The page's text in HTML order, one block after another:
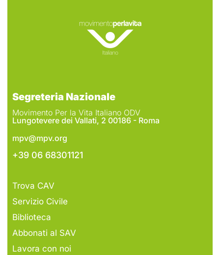
Segreteria Nazionale
Movimento Per la Vita Italiano ODV
Lungotevere dei Vallati, 2 00186 - Roma
mpv@mpv.org
+39 06 68301121
Trova CAV
Servizio Civile
Biblioteca
Abbonati al SAV
Lavora con noi